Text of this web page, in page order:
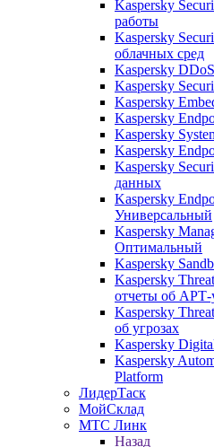
Kaspersky
работы
Kaspersky
облачных сред
Kaspersky
Kaspersky
Kaspersky
Kaspersky
Kaspersky
Kaspersky
Kaspersky
данных
Kaspersky
Универсальный
Kaspersky
Оптимальный
Kaspersky
Kaspersky
отчеты об АРТ-
Kaspersky
об угрозах
Kaspersky
Kaspersky
Platform
ЛидерТаск
МойСклад
МТС Линк
Назад